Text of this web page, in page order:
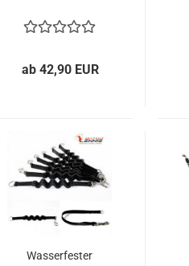
ab 42,90 EUR
Wasserfester